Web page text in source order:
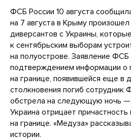
ФСБ России 10 августа
на 7 августа в Крыму произошел
диверсантов с Украины,
к сентябрьским выборам
на полуострове. Заявление
подтверждением информации о
на границе, появившейся еще в
столкновения погиб сотрудник
обстрела на следующую ночь
Украина отрицает
на границе. «Медуза»
истории.